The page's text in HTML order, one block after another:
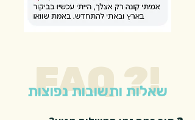
FAQ ?!
שאלות ותשובות נפוצות